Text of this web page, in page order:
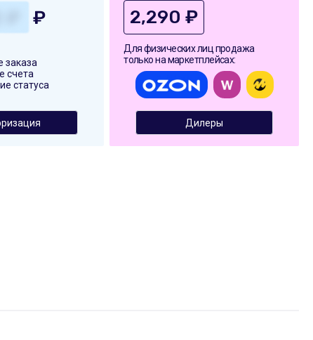
₽
счета
статуса
2,290 ₽
Для физических лиц продажа
только на маркетплейсах:
Дилеры